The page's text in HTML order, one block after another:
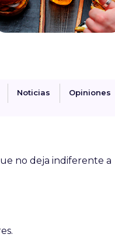
Noticias Opiniones
no deja indiferente a